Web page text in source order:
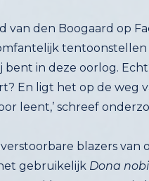
van den Boogaard op
bent in deze oorlog.
En ligt het op de weg
leent,’ schreef
blazers
gebruikelijk Dona